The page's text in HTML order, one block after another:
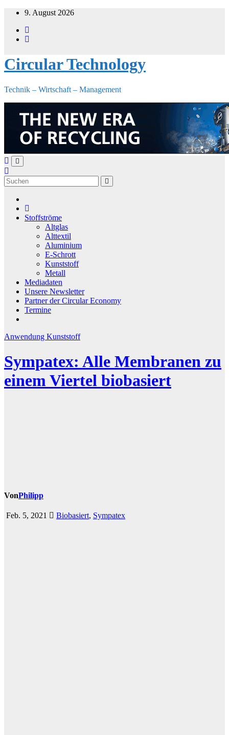
Zum
springen
9. August 2026
Circular Technology
Technik – Wirtschaft – Management
Stoffströme
Altglas
Alttextil
Aluminium
E-Schrott
Kunststoff
Metall
Mediadaten
Unsere Newsletter
Partner der Circular Economy
Termine
Anwendung Kunststoff
Sympatex: Alle Membranen zu
einem Viertel biobasiert
VonPhilipp
Feb. 5, 2021 Biobasiert, Sympatex